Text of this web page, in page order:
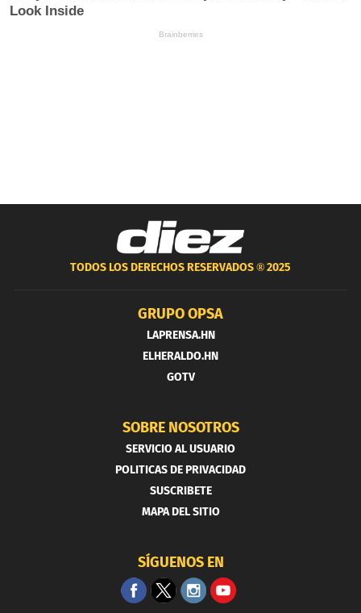
TODOS LOS DERECHOS RESERVADOS ®2025
GRUPO OPSA
LAPRENSA.HN
ELHERALDO.HN
GOTV
SOBRE NOSOTROS
SERVICIO AL USUARIO
POLITICAS DE PRIVACIDAD
SUSCRIBETE
MAPA DEL SITIO
SÍGUENOS EN